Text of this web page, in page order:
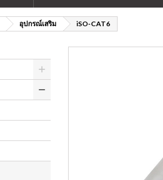
อุปกรณ์เสริม iSO-CAT6